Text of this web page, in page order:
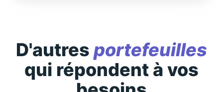
D'autres portefeuilles
qui répondent à vos